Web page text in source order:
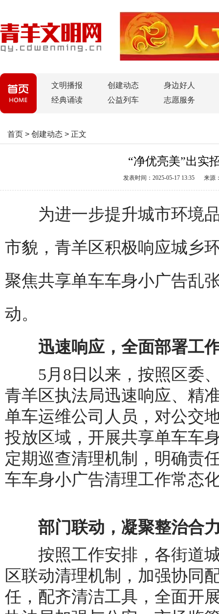
文明播报 创建动态
身边好人
经典诵读
公益列车 志愿服务
首页 > 创建动态 > 正文
“净优亮美”出实
发表时间：2025-05-17 13:35 来源
为进一步提升城市环境品
市貌，青羊区积极响应城乡
聚焦共享单车车身小广告乱
动。
迅速响应，全面部署工
5月8日以来，按照区委、
青羊区执法局迅速响应、精
单车运维公司人员，对公交
投放区域，开展共享单车车
定期巡查清理机制，明确责
车车身小广告清理工作常态
部门联动，凝聚整治合
按照工作安排，各街道城
区联动清理机制，加强协同
任，配齐清洁工具，全面开